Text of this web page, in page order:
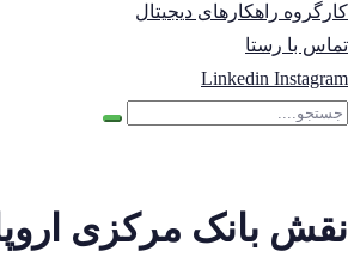
کارگروه راهکارهای دیجیتال
تماس با رستا
Linkedin Instagram